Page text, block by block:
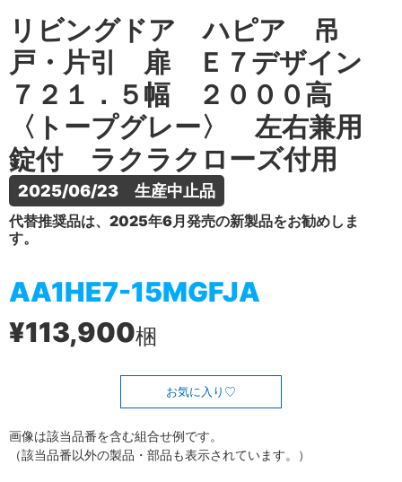
リビングドア ハピア 吊
戸・片引 扉 Ｅ７デザイン
７２１．５幅 ２０００高
〈トープグレー〉 左右兼用
錠付 ラクラクローズ付用
2025/06/23　生産中止品
代替推奨品は、2025年6月発売の新製品をお勧めしま
す。
AA1HE7-15MGFJA
¥113,900梱
お気に入り
画像は該当品番を含む組合せ例です。
（該当品番以外の製品・部品も表示されています。）